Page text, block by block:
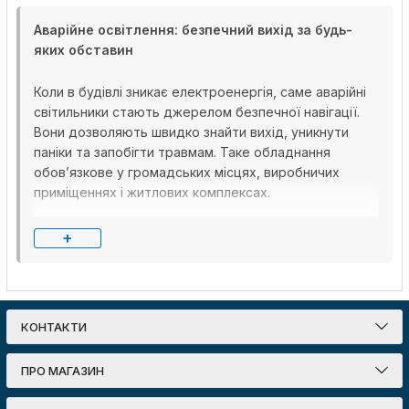
Аварійне освітлення: безпечний вихід за будь-
яких обставин
Коли в будівлі зникає електроенергія, саме аварійні
світильники стають джерелом безпечної навігації.
Вони дозволяють швидко знайти вихід, уникнути
паніки та запобігти травмам. Таке обладнання
обов’язкове у громадських місцях, виробничих
приміщеннях і житлових комплексах.
Серед найнадійніших рішень — світильник аварійний
трьох годин, що дає достатньо часу на евакуацію
або відновлення систем.
Типи аварійних світильників і їх призначення
Для коридорів, торгових залів і довгих переходів
+
КОНТАКТИ
ПРО МАГАЗИН